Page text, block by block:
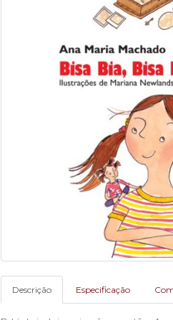
Descrição Especificação